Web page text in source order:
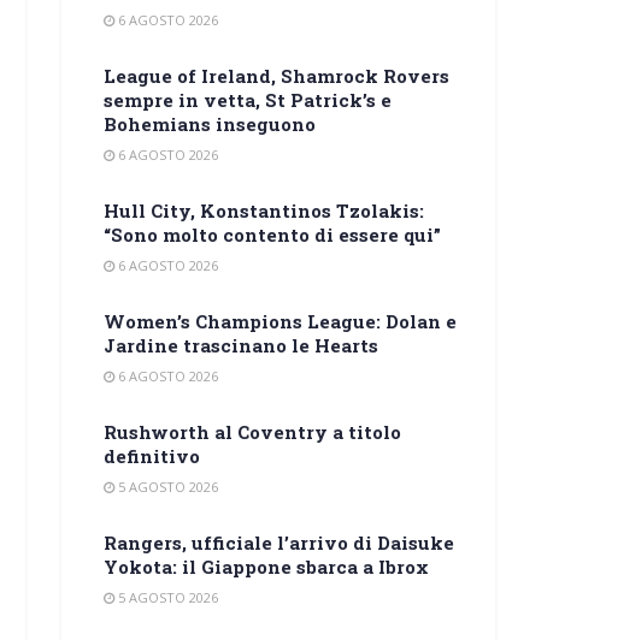
6 AGOSTO 2026
League of Ireland, Shamrock Rovers
sempre in vetta, St Patrick’s e
Bohemians inseguono
6 AGOSTO 2026
Hull City, Konstantinos Tzolakis:
“Sono molto contento di essere qui”
6 AGOSTO 2026
Women’s Champions League: Dolan e
Jardine trascinano le Hearts
6 AGOSTO 2026
Rushworth al Coventry a titolo
definitivo
5 AGOSTO 2026
Rangers, ufficiale l’arrivo di Daisuke
Yokota: il Giappone sbarca a Ibrox
5 AGOSTO 2026